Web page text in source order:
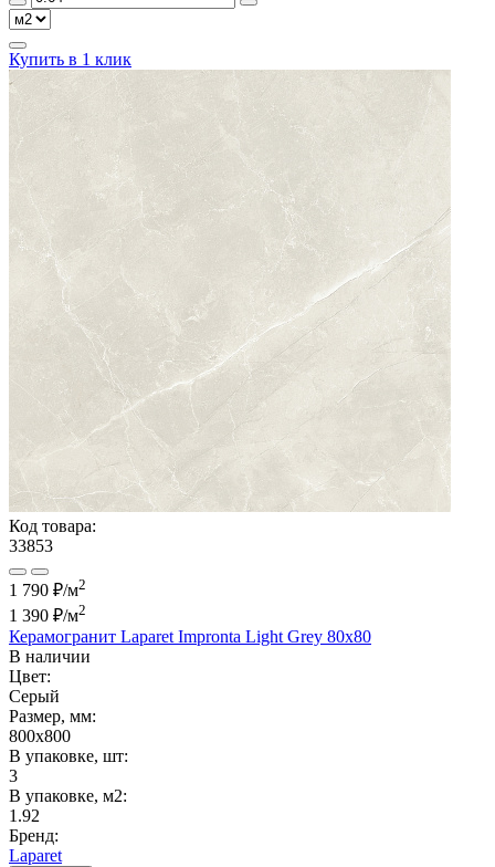
Купить в 1 клик
Код товара:
33853
1 790 ₽/м2
1 390 ₽/м2
Керамогранит Laparet Impronta Light Grey 80х80
В наличии
Цвет:
Серый
Размер, мм:
800x800
В упаковке, шт:
3
В упаковке, м2:
1.92
Бренд:
Laparet